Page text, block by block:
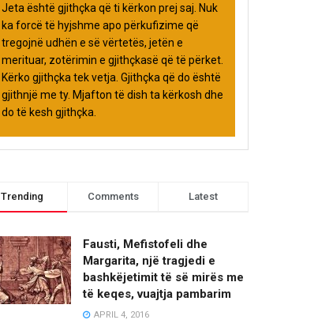
Jeta është gjithçka që ti kërkon prej saj. Nuk
ka forcë të hyjshme apo përkufizime që
tregojnë udhën e së vërtetës, jetën e
merituar, zotërimin e gjithçkasë që të përket.
Kërko gjithçka tek vetja. Gjithçka që do është
gjithnjë me ty. Mjafton të dish ta kërkosh dhe
do të kesh gjithçka.
Trending Comments Latest
Fausti, Mefistofeli dhe
Margarita, një tragjedi e
bashkëjetimit të së mirës me
të keqes, vuajtja pambarim
APRIL 4, 2016